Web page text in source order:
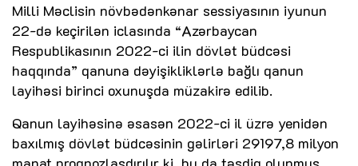
Milli Məclisin növbədənkənar sessiyasının iyunun
22-də keçirilən iclasında “Azərbaycan
Respublikasının 2022-ci ilin dövlət büdcəsi
haqqında” qanuna dəyişikliklərlə bağlı qanun
layihəsi birinci oxunuşda müzakirə edilib.
Qanun layihəsinə əsasən 2022-ci il üzrə yenidən
baxılmış dövlət büdcəsinin gəlirləri 29197,8 milyon